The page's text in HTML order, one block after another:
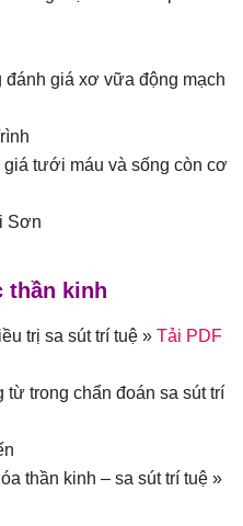
giá xơ vữa động mạch
tưới máu và sống còn cơ
Sơn
thần kinh
trị sa sút trí tuệ » Tải PDF
trong chẩn đoán sa sút trí
thần kinh – sa sút trí tuệ »